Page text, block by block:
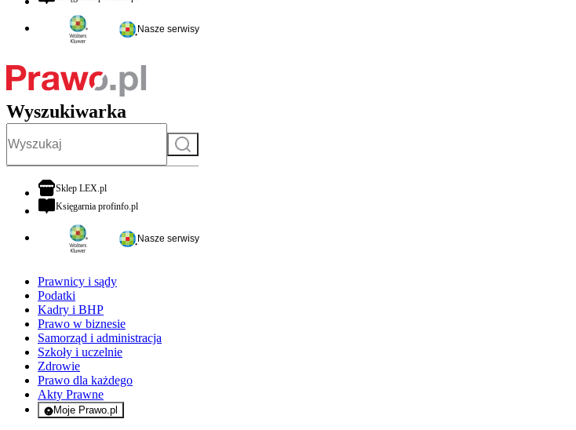
Nasze serwisy
Wyszukiwarka
Szukaj
Sklep LEX.plotwiera się w nowej karcie
Księgarnia profinfo.plotwiera się w nowej karcie
Nasze serwisy
Prawnicy i sądy
Podatki
Kadry i BHP
Prawo w biznesie
Samorząd i administracja
Szkoły i uczelnie
Zdrowie
Prawo dla każdego
Akty Prawne
Moje Prawo.pl
- rejestracja i logowanie do serwisu